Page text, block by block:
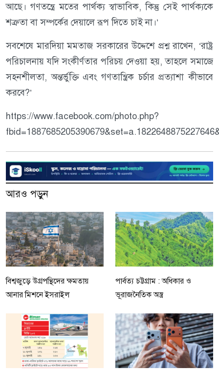
আছে। গণতন্ত্রে মতের পার্থক্য স্বাভাবিক, কিন্তু সেই পার্থক্যকে
শত্রুতা বা সম্পর্কের দেয়ালে রূপ দিতে চাই না।’
সবশেষে মারদিয়া মমতাজ সরকারের উদ্দেশে প্রশ্ন রাখেন, ‘রাষ্ট্র
পরিচালনায় যদি সংকীর্ণতার পরিচয় দেওয়া হয়, তাহলে সমাজে
সহনশীলতা, অন্তর্ভুক্তি এবং গণতান্ত্রিক চর্চার প্রত্যাশা কীভাবে
করবে?’
https://www.facebook.com/photo.php?
আরও পড়ুন
বিশ্বজুড়ে উগ্রপন্থিদের ক্ষমতায়
আনার মিশনে ইসরাইল
পার্বত্য চট্টগ্রাম : অধিকার ও
ভূরাজনৈতিক অস্ত্র